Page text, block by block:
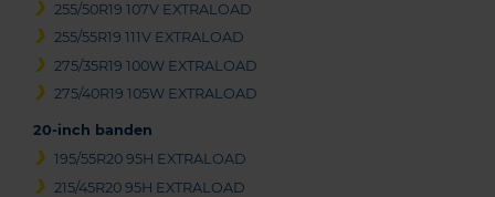
255/50R19 107V EXTRALOAD
255/55R19 111V EXTRALOAD
275/35R19 100W EXTRALOAD
275/40R19 105W EXTRALOAD
20-inch banden
195/55R20 95H EXTRALOAD
215/45R20 95H EXTRALOAD